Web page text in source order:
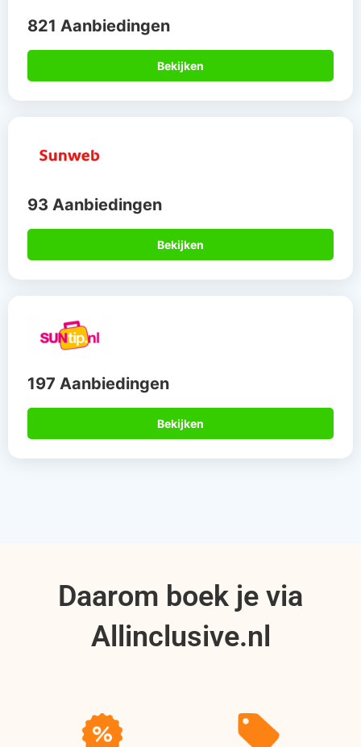
821 Aanbiedingen
Bekijken
93 Aanbiedingen
Bekijken
197 Aanbiedingen
Bekijken
Daarom boek je via
Allinclusive.nl